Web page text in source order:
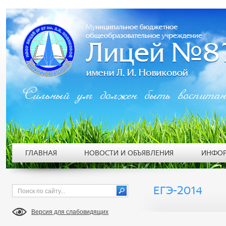
Версия для слабовидящих
ЕГЭ-2014
Сильный ум должен быть
ГЛАВНАЯ НОВОСТИ И ОБЪЯВЛЕНИЯ